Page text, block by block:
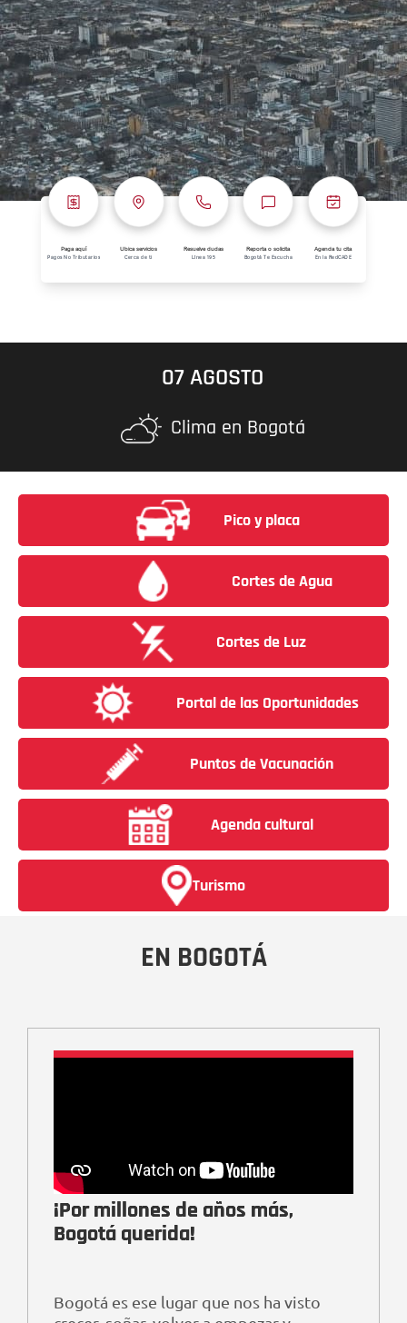
Paga aquí
Pagos No Tributarios
Ubica servicios
Cerca de ti
Resuelve dudas
Línea 195
Reporta o solicita
Bogotá Te Escucha
Agenda tu cita
En la RedCADE
07 AGOSTO
Clima en Bogotá
Pico y placa
Cortes de Agua
Cortes de Luz
Portal de las Oportunidades
Puntos de Vacunación
Agenda cultural
Turismo
EN BOGOTÁ
¡Por millones de años más,
Bogotá querida!
Bogotá es ese lugar que nos ha visto